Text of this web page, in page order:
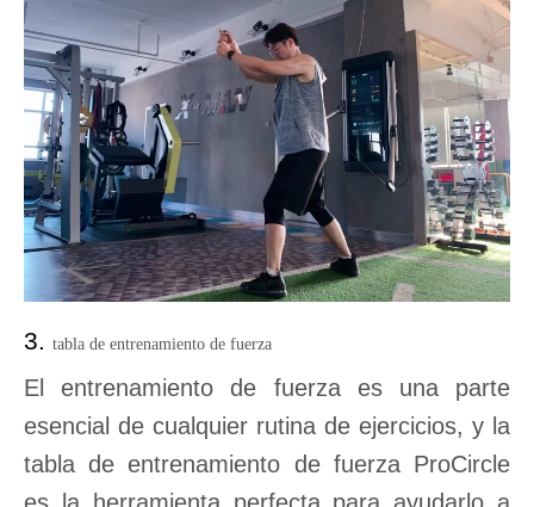
3. tabla de entrenamiento de fuerza
El entrenamiento de fuerza es una parte
esencial de cualquier rutina de ejercicios, y la
tabla de entrenamiento de fuerza ProCircle